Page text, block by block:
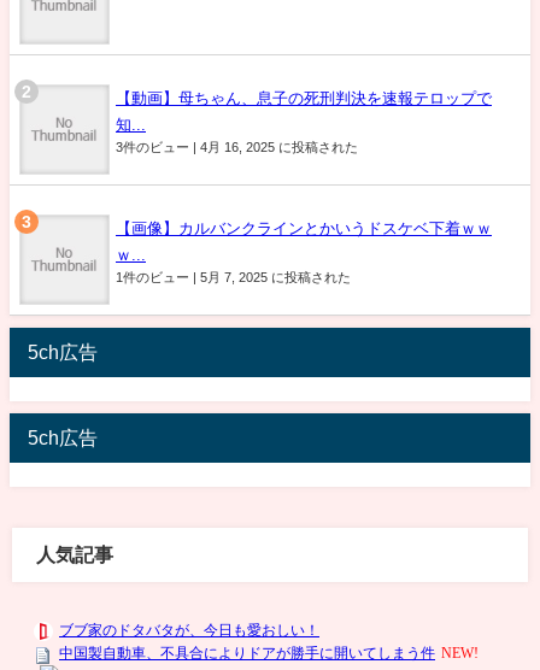
【動画】母ちゃん、息子の死刑判決を速報テロップで
知...
3件のビュー | 4月 16, 2025 に投稿された
【画像】カルバンクラインとかいうドスケベ下着ｗｗ
ｗ...
1件のビュー | 5月 7, 2025 に投稿された
5ch広告
5ch広告
人気記事